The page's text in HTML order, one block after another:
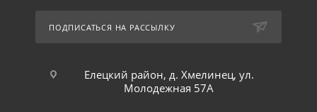
ПОДПИСАТЬСЯ НА РАССЫЛКУ
Елецкий район, д. Хмелинец, ул.
Молодежная 57А